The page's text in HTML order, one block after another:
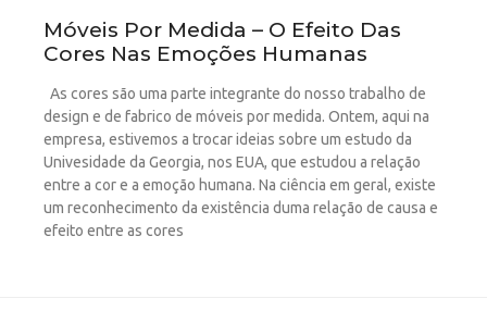
Móveis Por Medida – O Efeito Das
Cores Nas Emoções Humanas
As cores são uma parte integrante do nosso trabalho de
design e de fabrico de móveis por medida. Ontem, aqui na
empresa, estivemos a trocar ideias sobre um estudo da
Univesidade da Georgia, nos EUA, que estudou a relação
entre a cor e a emoção humana. Na ciência em geral, existe
um reconhecimento da existência duma relação de causa e
efeito entre as cores